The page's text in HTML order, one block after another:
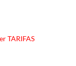
TARIFAS